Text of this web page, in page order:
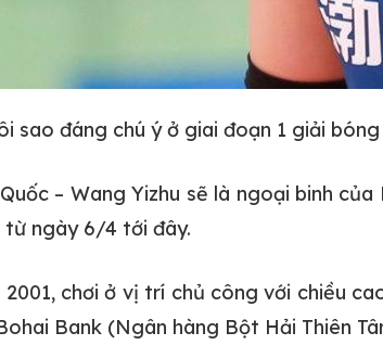
sao đáng chú ý ở giai đoạn 1 giải
– Wang Yizhu sẽ là ngoại binh
ngày 6/4 tới đây.
2001, chơi ở vị trí chủ công với chiều
Bank (Ngân hàng Bột Hải Thiên